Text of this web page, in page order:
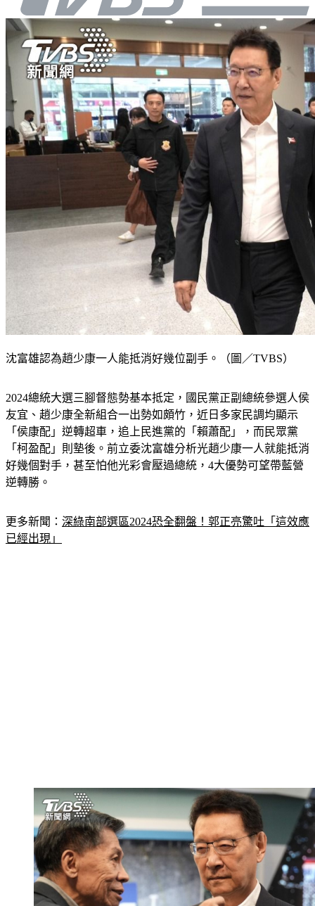
沈富雄認為趙少康一人能抵消好幾位副手。（圖／TVBS）
2024總統大選三腳督態勢基本抵定，國民黨正副總統參選人侯
友宜、趙少康全新組合一出勢如頗竹，近日多家民調均顯示
「侯康配」逆轉超車，追上民進黨的「賴蕭配」，而民眾黨
「柯盈配」則墊後。前立委沈富雄分析光趙少康一人就能抵消
好幾個對手，甚至怕他光彩會壓過總統，4大優勢可望帶藍營
逆轉勝。
更多新聞： 深綠南部選區2024恐全翻盤！郭正亮驚吐「這效應
已經出現」